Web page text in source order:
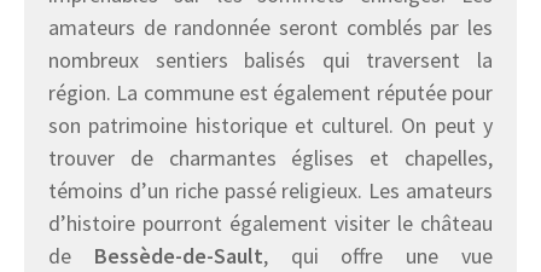
amateurs de randonnée seront comblés par les
nombreux sentiers balisés qui traversent la
région. La commune est également réputée pour
son patrimoine historique et culturel. On peut y
trouver de charmantes églises et chapelles,
témoins d’un riche passé religieux. Les amateurs
d’histoire pourront également visiter le château
de Bessède-de-Sault, qui offre une vue